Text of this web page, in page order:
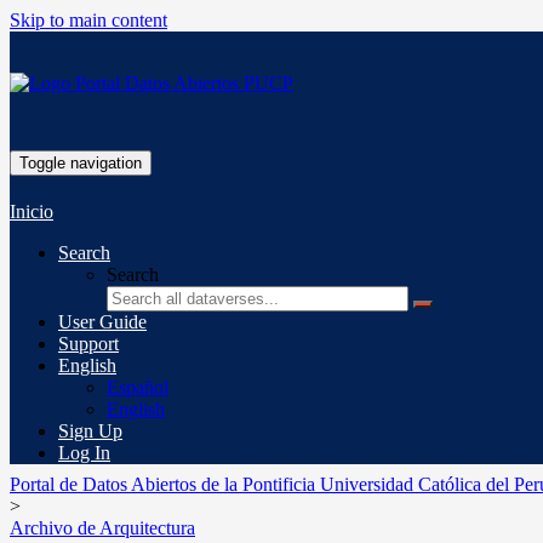
Skip to main content
Toggle navigation
Inicio
Search
Search
User Guide
Support
English
Español
English
Sign Up
Log In
Portal de Datos Abiertos de la Pontificia Universidad Católica del
>
Archivo de Arquitectura